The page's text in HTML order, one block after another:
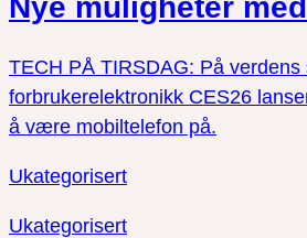
Nye muligheter
TECH PÅ TIRSDAG: På
forbrukerelektronikk CES26
å være mobiltelefon på.
Ukategorisert
Ukategorisert